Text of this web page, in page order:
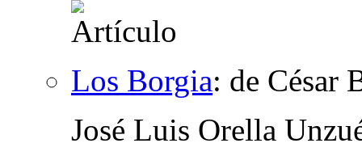
Los Borgia: de César
José Luis Orella